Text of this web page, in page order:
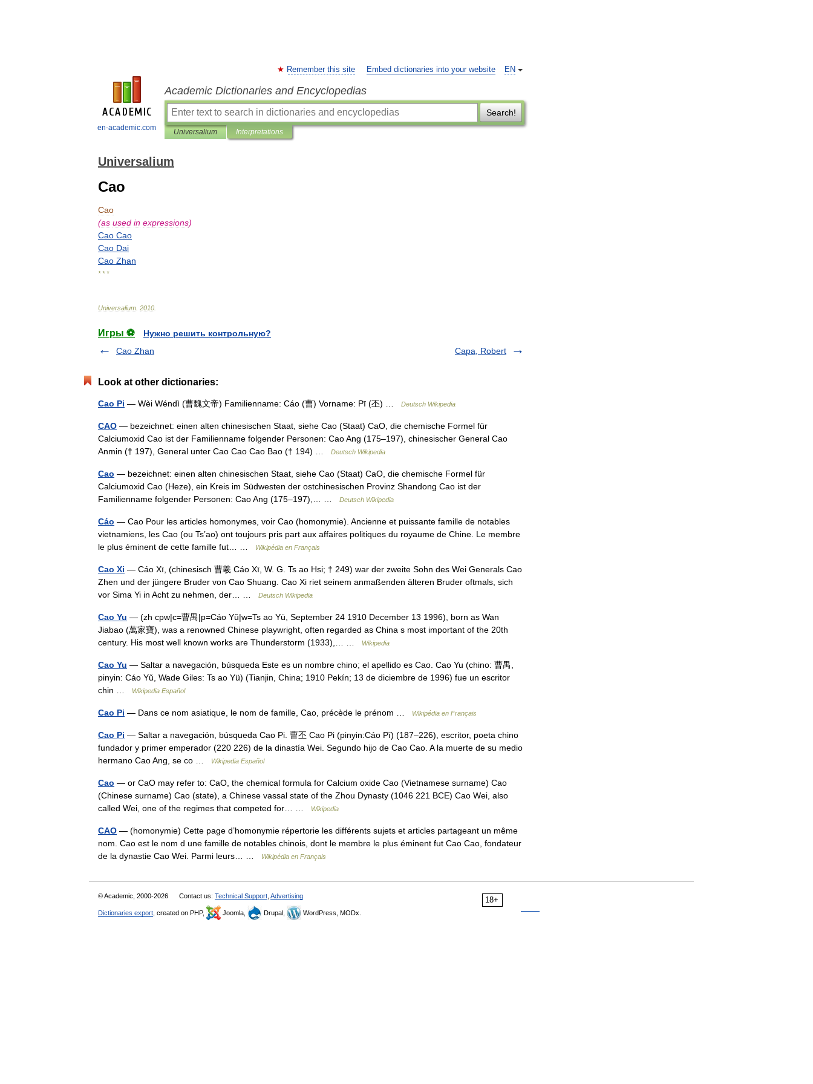
en-academic.com
EN
Remember this site Embed dictionaries into your website
Academic Dictionaries and Encyclopedias
Search!
Universalium Interpretations
Universalium
Cao
Cao
(as used in expressions)
Cao Cao
Cao Dai
Cao Zhan
* * *
Universalium 2010
Игры ⚽
Нужно решить контрольную?
Cao Zhan
Capa, Robert
Look at other dictionaries:
Cao Pi — Wèi Wéndì (曹魏文帝) Familienname: Cáo (曹) Vorname: Pī (丕) … Deutsch Wikipedia
CAO — bezeichnet: einen alten chinesischen Staat, siehe Cao (Staat) CaO, die chemische Formel für
Calciumoxid Cao ist der Familienname folgender Personen: Cao Ang (175–197), chinesischer General Cao
Anmin († 197), General unter Cao Cao Cao Bao († 194) …
Deutsch Wikipedia
Cao — bezeichnet: einen alten chinesischen Staat, siehe Cao (Staat) CaO, die chemische Formel für
Calciumoxid Cao (Heze), ein Kreis im Südwesten der ostchinesischen Provinz Shandong Cao ist der
Familienname folgender Personen: Cao Ang (175–197),… …
Deutsch Wikipedia
Cáo — Cao Pour les articles homonymes, voir Cao (homonymie). Ancienne et puissante famille de notables
vietnamiens, les Cao (ou Ts’ao) ont toujours pris part aux affaires politiques du royaume de Chine. Le membre
le plus éminent de cette famille fut… …
Wikipédia en Français
Cao Xi — Cáo Xī, (chinesisch 曹羲 Cáo Xī, W. G. Ts ao Hsi; † 249) war der zweite Sohn des Wei Generals Cao
Zhen und der jüngere Bruder von Cao Shuang. Cao Xi riet seinem anmaßenden älteren Bruder oftmals, sich
vor Sima Yi in Acht zu nehmen, der… …
Deutsch Wikipedia
Cao Yu — (zh cpw|c=曹禺|p=Cáo Yǔ|w=Ts ao Yü, September 24 1910 December 13 1996), born as Wan
Jiabao (萬家寶), was a renowned Chinese playwright, often regarded as China s most important of the 20th
century. His most well known works are Thunderstorm (1933),… …
Wikipedia
Cao Yu — Saltar a navegación, búsqueda Este es un nombre chino; el apellido es Cao. Cao Yu (chino: 曹禺,
pinyin: Cáo Yǔ, Wade Giles: Ts ao Yü) (Tianjin, China; 1910 Pekín; 13 de diciembre de 1996) fue un escritor
chin …
Wikipedia Español
Cao Pi — Dans ce nom asiatique, le nom de famille, Cao, précède le prénom … Wikipédia en Français
Cao Pi — Saltar a navegación, búsqueda Cao Pi. 曹丕 Cao Pi (pinyin:Cáo Pī) (187–226), escritor, poeta chino
fundador y primer emperador (220 226) de la dinastía Wei. Segundo hijo de Cao Cao. A la muerte de su medio
hermano Cao Ang, se co …
Wikipedia Español
Cao — or CaO may refer to: CaO, the chemical formula for Calcium oxide Cao (Vietnamese surname) Cao
(Chinese surname) Cao (state), a Chinese vassal state of the Zhou Dynasty (1046 221 BCE) Cao Wei, also
called Wei, one of the regimes that competed for… …
Wikipedia
CAO — (homonymie) Cette page d’homonymie répertorie les différents sujets et articles partageant un même
nom. Cao est le nom d une famille de notables chinois, dont le membre le plus éminent fut Cao Cao, fondateur
de la dynastie Cao Wei. Parmi leurs… …
Wikipédia en Français
18+
© Academic, 2000-2026 Contact us: Technical Support Advertising
Dictionaries export , created on PHP, Joomla, Drupal, WordPress, MODx.